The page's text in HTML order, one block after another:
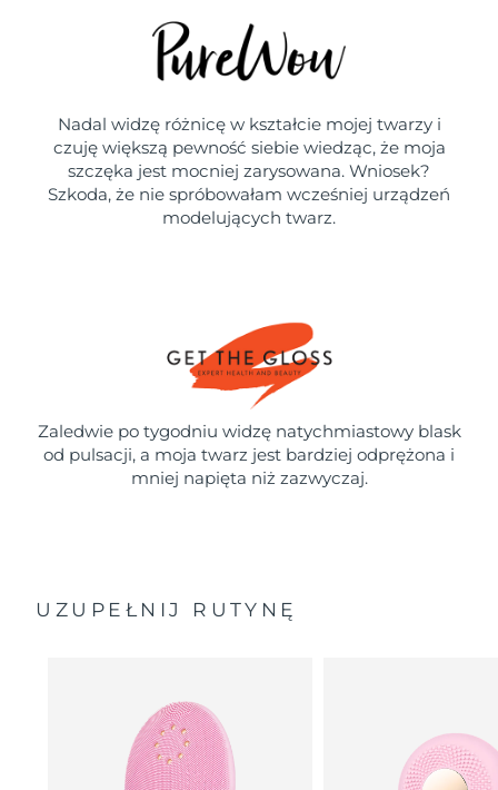
Nadal widzę różnicę w kształcie mojej twarzy i
czuję większą pewność siebie wiedząc, że moja
szczęka jest mocniej zarysowana. Wniosek?
Szkoda, że nie spróbowałam wcześniej urządzeń
modelujących twarz.
Zaledwie po tygodniu widzę natychmiastowy blask
od pulsacji, a moja twarz jest bardziej odprężona i
mniej napięta niż zazwyczaj.
UZUPEŁNIJ RUTYNĘ